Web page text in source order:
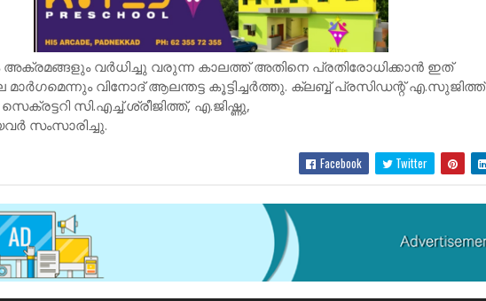
വർധിച്ചു വരുന്ന കാലത്ത് അതിനെ പ്രതിരോധിക്കാൻ ഇത്
വിനോദ് ആലന്തട്ട കൂട്ടിച്ചർത്തു. ക്ലബ്ബ് പ്രസിഡന്റ് എ.സുജിത്ത്
സി.എച്ച്.ശ്രീജിത്ത്, എ.ജിഷ്ണു,
സംസാരിച്ചു.
Facebook Twitter